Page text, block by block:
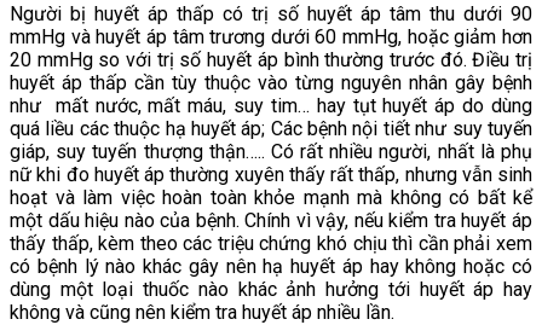
Người bị huyết áp thấp có trị số huyết áp tâm thu dưới 90
mmHg và huyết áp tâm trương dưới 60 mmHg, hoặc giảm hơn
20 mmHg so với trị số huyết áp bình thường trước đó. Điều trị
huyết áp thấp cần tùy thuộc vào từng nguyên nhân gây bệnh
như mất nước, mất máu, suy tim… hay tụt huyết áp do dùng
quá liều các thuộc hạ huyết áp; Các bệnh nội tiết như suy tuyến
giáp, suy tuyến thượng thận….. Có rất nhiều người, nhất là phụ
nữ khi đo huyết áp thường xuyên thấy rất thấp, nhưng vẫn sinh
hoạt và làm việc hoàn toàn khỏe mạnh mà không có bất kể
một dấu hiệu nào của bệnh. Chính vì vậy, nếu kiểm tra huyết áp
thấy thấp, kèm theo các triệu chứng khó chịu thì cần phải xem
có bệnh lý nào khác gây nên hạ huyết áp hay không hoặc có
dùng một loại thuốc nào khác ảnh hưởng tới huyết áp hay
không và cũng nên kiểm tra huyết áp nhiều lần.